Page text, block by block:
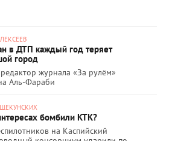
в ДТП каждый год теряет
город
журнала «За рулём»
Аль-Фараби
бомбили КТК?
на Каспийский